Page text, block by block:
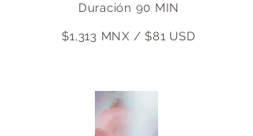
Duración 90 MIN
$1,313 MNX / $81 USD